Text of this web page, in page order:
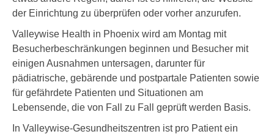
der Einrichtung zu überprüfen oder vorher anzurufen.
Valleywise Health in Phoenix wird am Montag mit
Besucherbeschränkungen beginnen und Besucher mit
einigen Ausnahmen untersagen, darunter für
pädiatrische, gebärende und postpartale Patienten sowie
für gefährdete Patienten und Situationen am
Lebensende, die von Fall zu Fall geprüft werden Basis.
In Valleywise-Gesundheitszentren ist pro Patient ein